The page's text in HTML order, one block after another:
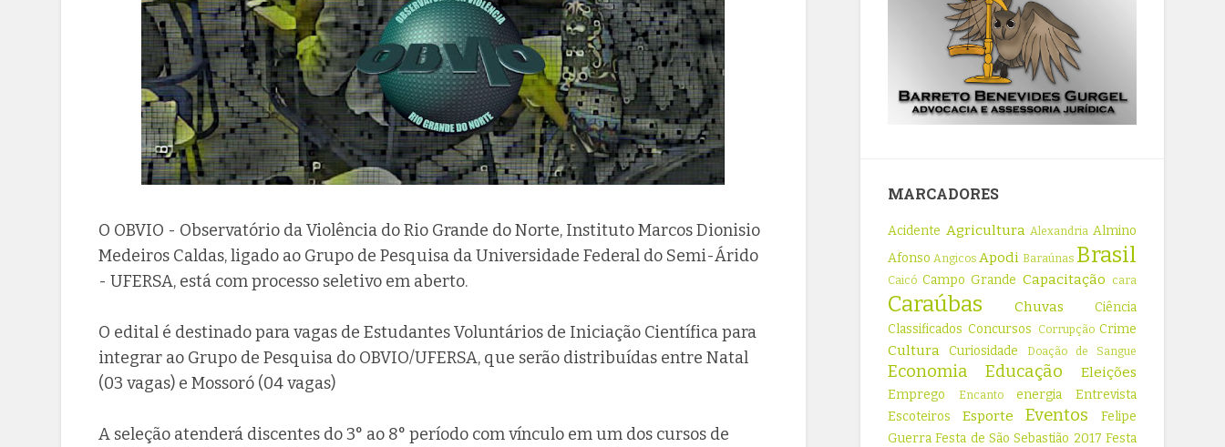
O OBVIO - Observatório da Violência do Rio Grande do Norte, Instituto Marcos Dionisio
Medeiros Caldas, ligado ao Grupo de Pesquisa da Universidade Federal do Semi-Árido
- UFERSA, está com processo seletivo em aberto.
O edital é destinado para vagas de Estudantes Voluntários de Iniciação Científica para
integrar ao Grupo de Pesquisa do OBVIO/UFERSA, que serão distribuídas entre Natal
(03 vagas) e Mossoró (04 vagas)
A seleção atenderá discentes do 3° ao 8° período com vínculo em um dos cursos de
MARCADORES
Acidente Agricultura Alexandria Almino
Afonso Angicos Apodi Baraúnas Brasil
Caicó Campo Grande Capacitação cara
Caraúbas Chuvas
Ciência
Classificados Concursos Corrupção Crime
Cultura Curiosidade Doação de Sangue
Economia Educação Eleições
Emprego Encanto energia
Entrevista
Escoteiros
Esporte Eventos
Felipe
Guerra Festa de São Sebastião 2017 Festa